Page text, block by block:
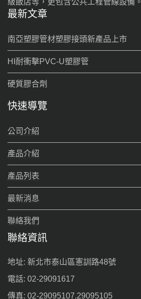
最新文章
南亞塑膠管材塑膠接頭新產品上市
HI耐衝擊PVC-U塑膠管
硬質膠合劑
快速導覽
公司介紹
產品介紹
產品列表
最新消息
聯絡我們
聯絡資訊
地址: 新北市泰山區憲訓路48號
電話: 02-29091617
傳真: 02-29095107.29095105